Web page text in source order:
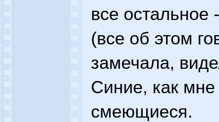
все остальное
(все об этом
замечала,
Синие, как мне
смеющиеся.